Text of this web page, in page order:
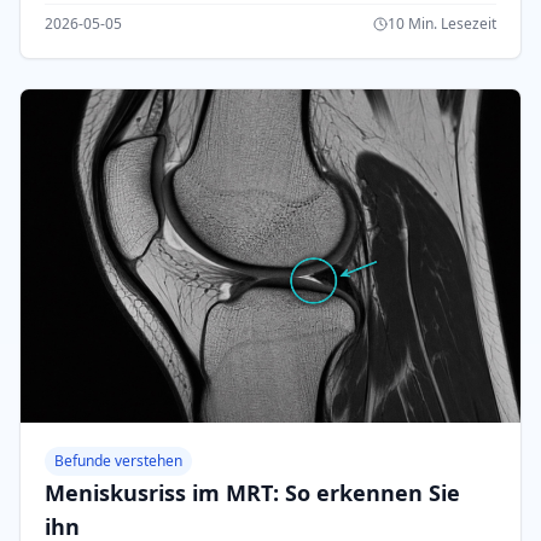
Fleischner-Nachsorge.
2026-05-05 10 Min. Lesezeit
Befunde verstehen
Meniskusriss im MRT: So erkennen Sie
ihn